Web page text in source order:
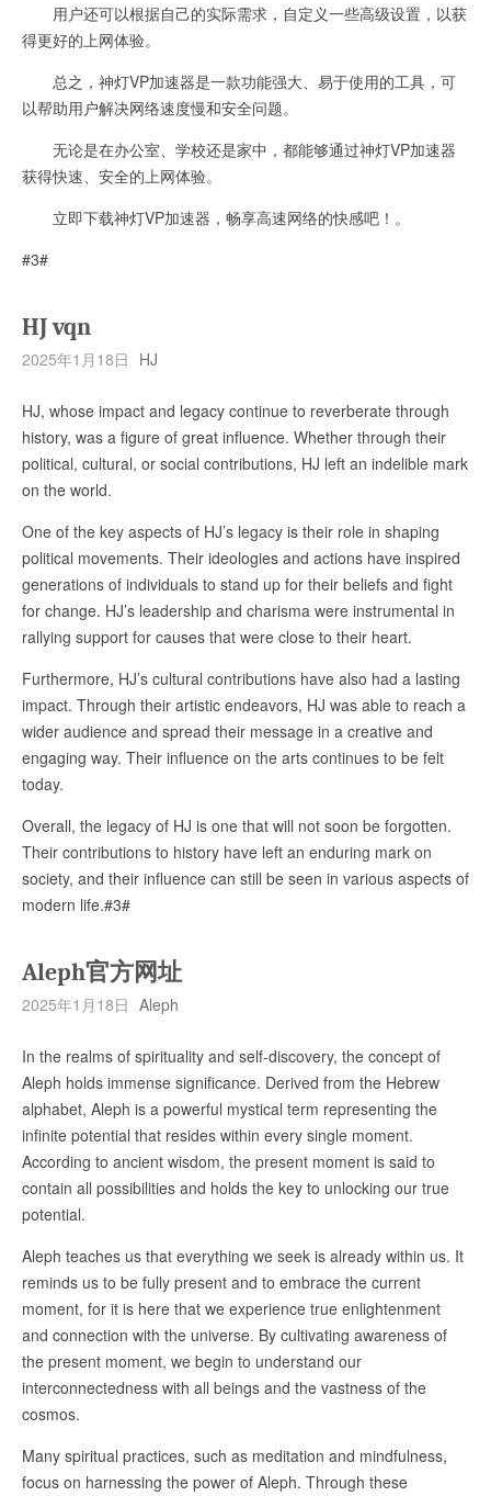
用户还可以根据自己的实际需求，自定义一些高级设置，以获
得更好的上网体验。
总之，神灯VP加速器是一款功能强大、易于使用的工具，可
以帮助用户解决网络速度慢和安全问题。
无论是在办公室、学校还是家中，都能够通过神灯VP加速器
获得快速、安全的上网体验。
立即下载神灯VP加速器，畅享高速网络的快感吧！。
#3#
HJ vqn
2025年1月18日 HJ
HJ, whose impact and legacy continue to reverberate through
history, was a figure of great influence. Whether through their
political, cultural, or social contributions, HJ left an indelible mark
on the world.
One of the key aspects of HJ’s legacy is their role in shaping
political movements. Their ideologies and actions have inspired
generations of individuals to stand up for their beliefs and fight
for change. HJ’s leadership and charisma were instrumental in
rallying support for causes that were close to their heart.
Furthermore, HJ’s cultural contributions have also had a lasting
impact. Through their artistic endeavors, HJ was able to reach a
wider audience and spread their message in a creative and
engaging way. Their influence on the arts continues to be felt
today.
Overall, the legacy of HJ is one that will not soon be forgotten.
Their contributions to history have left an enduring mark on
society, and their influence can still be seen in various aspects of
modern life.#3#
Aleph官方网址
2025年1月18日 Aleph
In the realms of spirituality and self-discovery, the concept of
Aleph holds immense significance. Derived from the Hebrew
alphabet, Aleph is a powerful mystical term representing the
infinite potential that resides within every single moment.
According to ancient wisdom, the present moment is said to
contain all possibilities and holds the key to unlocking our true
potential.
Aleph teaches us that everything we seek is already within us. It
reminds us to be fully present and to embrace the current
moment, for it is here that we experience true enlightenment
and connection with the universe. By cultivating awareness of
the present moment, we begin to understand our
interconnectedness with all beings and the vastness of the
cosmos.
Many spiritual practices, such as meditation and mindfulness,
focus on harnessing the power of Aleph. Through these